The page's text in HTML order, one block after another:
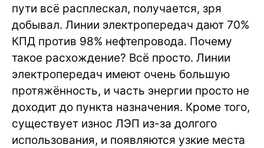
пути всё расплескал, получается, зря
добывал. Линии электропередач дают 70%
КПД против 98% нефтепровода. Почему
такое расхождение? Всё просто. Линии
электропередач имеют очень большую
протяжённость, и часть энергии просто не
доходит до пункта назначения. Кроме того,
существует износ ЛЭП из-за долгого
использования, и появляются узкие места